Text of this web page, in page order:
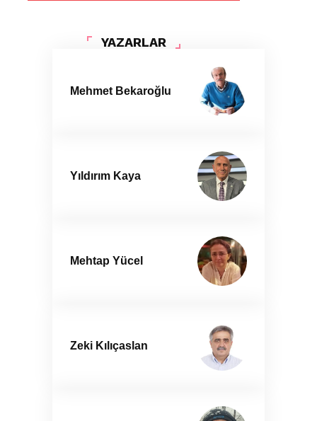
YAZARLAR
Mehmet Bekaroğlu
Yıldırım Kaya
Mehtap Yücel
Zeki Kılıçaslan